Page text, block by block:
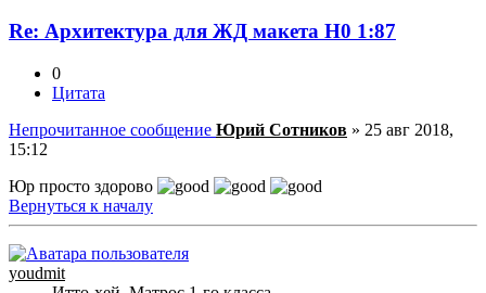
Re: Архитектура для ЖД макета Н0 1:87
0
Цитата
Непрочитанное сообщение Юрий Сотников » 25 авг 2018,
15:12
Юр просто здорово
Вернуться к началу
youdmit